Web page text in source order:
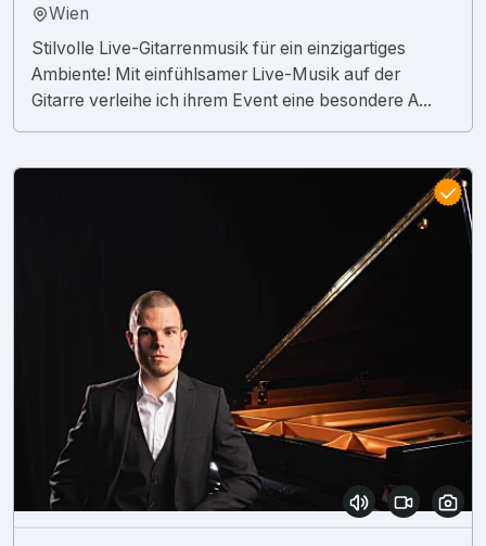
Wien
Stilvolle Live-Gitarrenmusik für ein einzigartiges
Ambiente! Mit einfühlsamer Live-Musik auf der
Gitarre verleihe ich ihrem Event eine besondere A...